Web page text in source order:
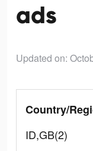
ads
Updated on:
Country/
ID,GB(2)